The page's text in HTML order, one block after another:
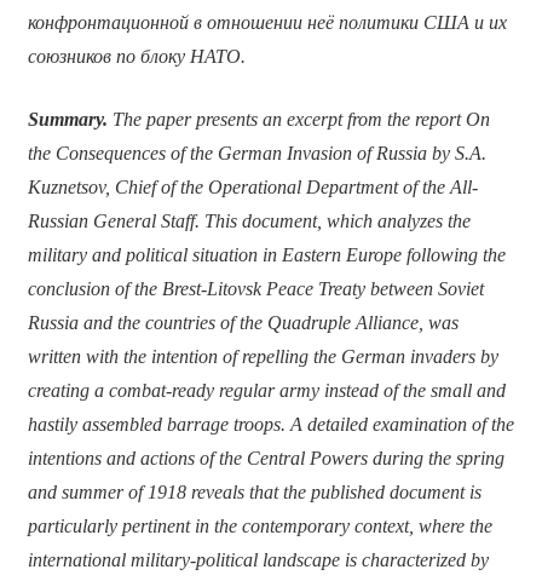
конфронтационной в отношении неё политики США и их
союзников по блоку НАТО.
Summary. The paper presents an excerpt from the report On
the Consequences of the German Invasion of Russia by S.A.
Kuznetsov, Chief of the Operational Department of the All-
Russian General Staff. This document, which analyzes the
military and political situation in Eastern Europe following the
conclusion of the Brest-Litovsk Peace Treaty between Soviet
Russia and the countries of the Quadruple Alliance, was
written with the intention of repelling the German invaders by
creating a combat-ready regular army instead of the small and
hastily assembled barrage troops. A detailed examination of the
intentions and actions of the Central Powers during the spring
and summer of 1918 reveals that the published document is
particularly pertinent in the contemporary context, where the
international military-political landscape is characterized by